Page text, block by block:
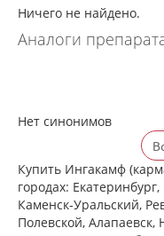
Ничего не найдено.
Аналоги
Нет синонимов
Купить Ингакамф
городах:
Каменск-Уральский,
Полевской, Алапаевск,